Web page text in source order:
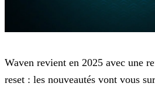
Waven revient en 2025 avec une
reset : les nouveautés vont vous